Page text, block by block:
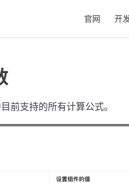
官网 开
前支持的所有计算公式。